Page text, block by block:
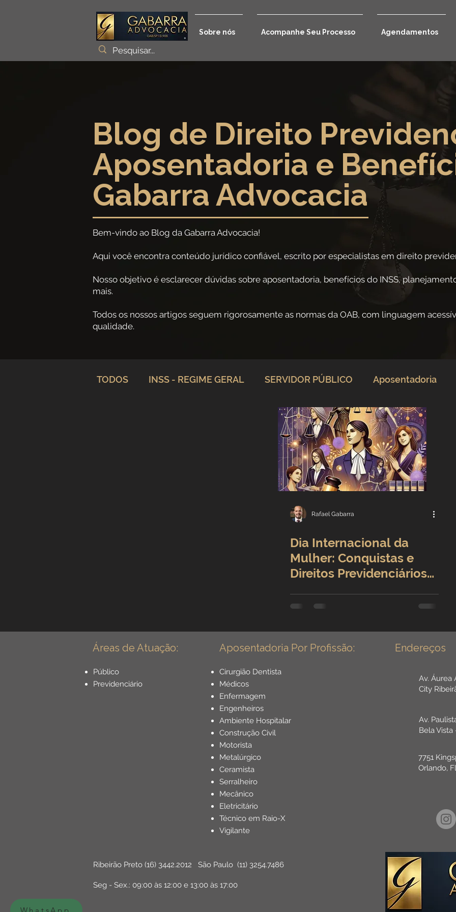
Sobre nós Acompanhe Seu Processo Agendamentos
Blog de Direito
Aposentadoria e
Gabarra Advocacia
Bem-vindo ao Blog da Gabarra Advocacia!
Aqui você encontra conteúdo jurídico confiável, escrito por especialistas em direito
Nosso objetivo é esclarecer dúvidas sobre aposentadoria, benefícios do INSS,
mais.
Todos os nossos artigos seguem rigorosamente as normas da OAB, com linguagem
qualidade.
TODOS INSS - REGIME GERAL SERVIDOR PÚBLICO Aposentadoria
Direito Previdenciário
Benefícios por incapacidade
Direitos Sociais
Rafael Gabarra
Dia Internacional da
Mulher: Conquistas e
Direitos Previdenciários
Áreas de Atuação: Aposentadoria Por Profissão:
Público
Previdenciário
Cirurgião Dentista
Médicos
Enfermagem
Engenheiros
Ambiente Hospitalar
Construção Civil
Motorista
Metalúrgico
Ceramista
Serralheiro
Mecânico
Eletricitário
Técnico em Raio-X
Vigilante
Endereços
Av. Áurea
City
Av.
Bela Vista
7751
Orlando,
Ribeirão Preto (16) 3442.2012 São Paulo (11) 3254.7486
Seg - Sex.: 09:00 às 12:00 e 13:00 às 17:00